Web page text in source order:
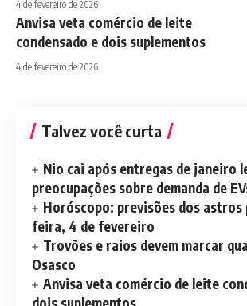
4 de fevereiro de 2026
Anvisa veta comércio de leite
condensado e dois suplementos
4 de fevereiro de 2026
Talvez você curta
Nio cai após entregas de janeiro
preocupações sobre demanda de
Horóscopo: previsões dos astros
feira, 4 de fevereiro
Trovões e raios devem marcar
Osasco
Anvisa veta comércio de leite